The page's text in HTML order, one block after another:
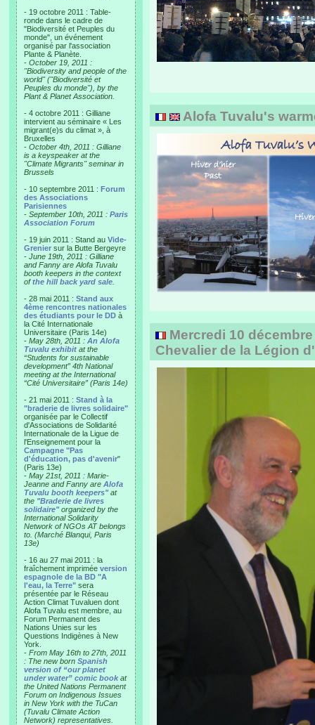
- 19 octobre 2011 : Table-
ronde dans le cadre de
"Biodiversité et Peuples du
monde", un événement
organisé par l'association
Plante & Planète.
- October 19, 2011 :
"Biodiversity and people of the
world" ("Biodiversité et
Peuples du monde"), by the
Plant & Planet Association.
- 4 octobre 2011 : Gilliane
intervient au séminaire « Les
migrant(e)s du climat », à
Bruxelles
- October 4th, 2011 : Gilliane
is a keyspeaker at the
"Climate Migrants" seminar in
Brussels
- 10 septembre 2011 : Forum
des Associations
Parisiennes
- September 10th, 2011 : Paris
Association Forum
- 19 juin 2011 : Stand au Vide-
Grenier sur la Butte Bergeyre
- June 19th, 2011 : Gilliane
and Fanny are Alofa Tuvalu
booth keepers in the context
ofthe hill back yard sale
- 28 mai 2011 : Stand aux
4ème rencontres nationales
des étudiants pour le DD à
la Cité Internationale
Universitaire (Paris 14e)
- May 28th, 2011 : An Alofa
Tuvalu exhibit at the
“Students for sustainable
development” 4th National
meeting at the International
“Cité Universitaire” (Paris 14e)
- 21 mai 2011 : Stand à la
"braderie de livres solidaire"
organisée par le Collectif
d'Associations de Solidarité
Internationale de la Ligue de
l'Enseignement pour la
Campagne "Pas
d'éducation, pas d'avenir"
(Paris 13e)
- May 21st, 2011 : Marie-
Jeanne and Fanny are Alofa
Tuvalu booth keepers"at
the "Braderie de livres
solidaire"organized by the
International Solidarity
Network of NGOs AT belongs
to. (Marché Blanqui, Paris
13e)
- 16 au 27 mai 2011 : la
fraîchement imprimée version
espagnole de la BD "A
l'eau, la Terre" sera
présentée par le Réseau
Action Climat Tuvaluen dont
Alofa Tuvalu est membre, au
Forum Permanent des
Nations Unies sur les
Questions Indigènes à New
York.
- From May 16th to 27th, 2011
: The new born Spanish
version of “our planet
under water” comic book at
the United Nations Permanent
Forum on Indigenous Issues
in New York with the TuCan
(Tuvalu Climate Action
Network) representatives.
Alofa Tuvalu's
Mercredi 10
Chevalier de la Légion